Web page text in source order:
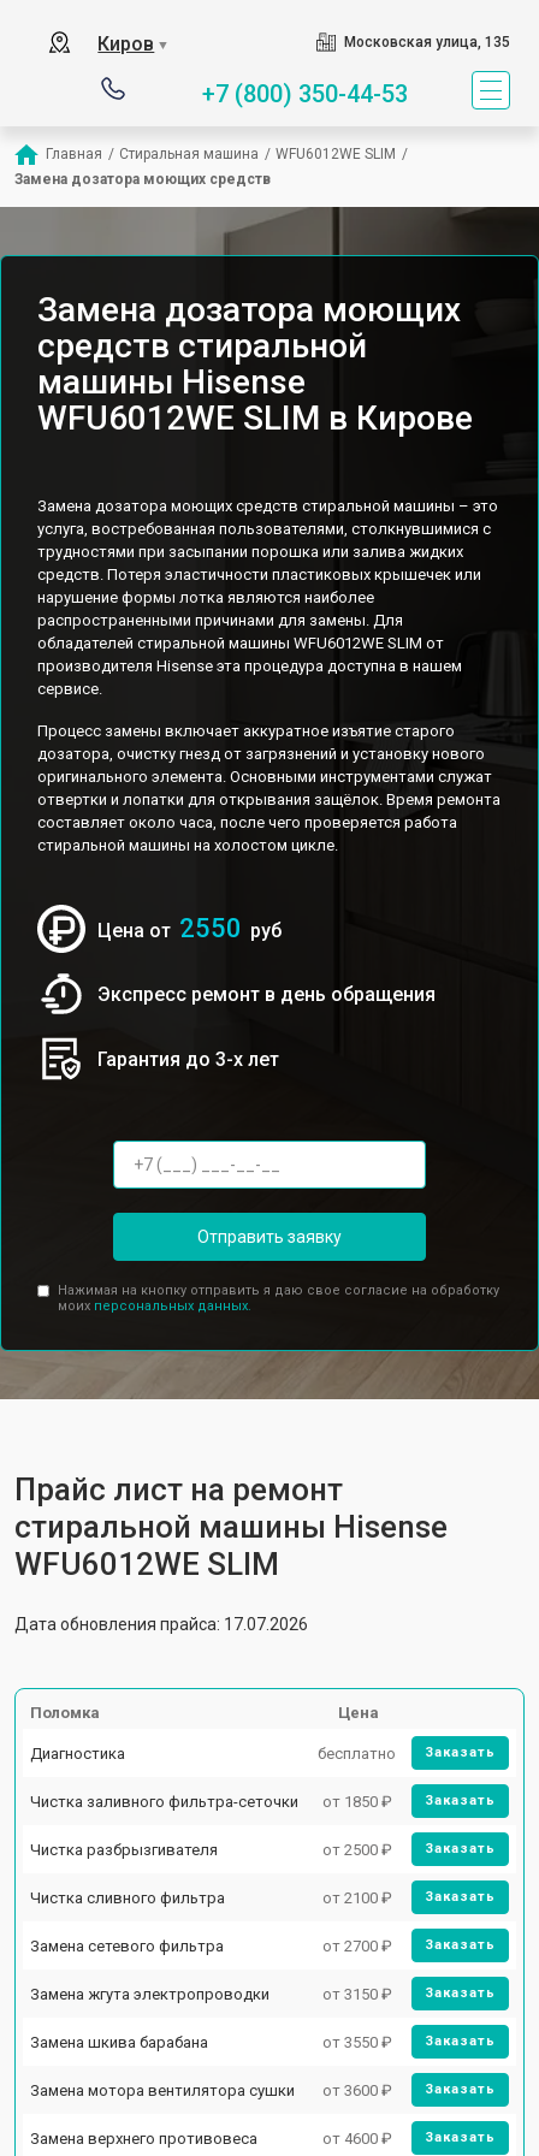
Киров ▼ Московская улица, 135
+7 (800) 350-44-53
Главная / Стиральная машина / WFU6012WE SLIM /
Замена дозатора моющих средств
Замена дозатора моющих
средств стиральной
машины Hisense
WFU6012WE SLIM в Кирове
Замена дозатора моющих средств стиральной машины – это
услуга, востребованная пользователями, столкнувшимися с
трудностями при засыпании порошка или залива жидких
средств. Потеря эластичности пластиковых крышечек или
нарушение формы лотка являются наиболее
распространенными причинами для замены. Для
обладателей стиральной машины WFU6012WE SLIM от
производителя Hisense эта процедура доступна в нашем
сервисе.
Процесс замены включает аккуратное изъятие старого
дозатора, очистку гнезд от загрязнений и установку нового
оригинального элемента. Основными инструментами служат
отвертки и лопатки для открывания защёлок. Время ремонта
составляет около часа, после чего проверяется работа
стиральной машины на холостом цикле.
Цена от 2550 руб
Экспресс ремонт в день обращения
Гарантия до 3-х лет
Отправить заявку
Нажимая на кнопку отправить я даю свое согласие на обработку
моих персональных данных.
Прайс лист на ремонт
стиральной машины Hisense
WFU6012WE SLIM
Дата обновления прайса: 17.07.2026
Поломка Цена
Диагностика бесплатно Заказать
Чистка заливного фильтра-сеточки от 1850 ₽ Заказать
Чистка разбрызгивателя от 2500 ₽ Заказать
Чистка сливного фильтра от 2100 ₽ Заказать
Замена сетевого фильтра от 2700 ₽ Заказать
Замена жгута электропроводки от 3150 ₽ Заказать
Замена шкива барабана от 3550 ₽ Заказать
Замена мотора вентилятора сушки от 3600 ₽ Заказать
Замена верхнего противовеса от 4600 ₽ Заказать